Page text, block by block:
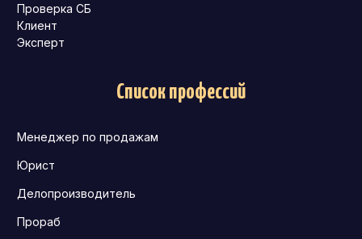
Проверка СБ
Клиент
Эксперт
Список профессий
Менеджер по продажам
Юрист
Делопроизводитель
Прораб